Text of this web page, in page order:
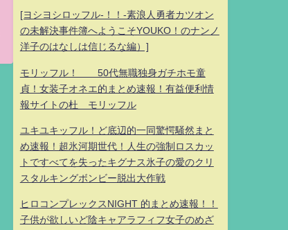
[ヨシヨシロッフル-！！-素浪人勇者カツオン
の未解決事件簿へようこそYOUKO！のナンノ
洋子のはなしは信じるな編）]
モリッフル！ 50代無職独身ガチホモ童
貞！女装子オネエ的まとめ速報！有益便利情
報サイトの杜 モリッフル
ユキユキッフル！ど底辺的一同驚愕騒然まと
め速報！超氷河期世代！人生の強制ロスカッ
トですべてを失ったキグナス氷子の愛のクリ
スタルキングボンビー脱出大作戦
ヒロコンプレックスNIGHT 的まとめ速報！！
子供が欲しいど陰キャアラフィフ女子のめざ